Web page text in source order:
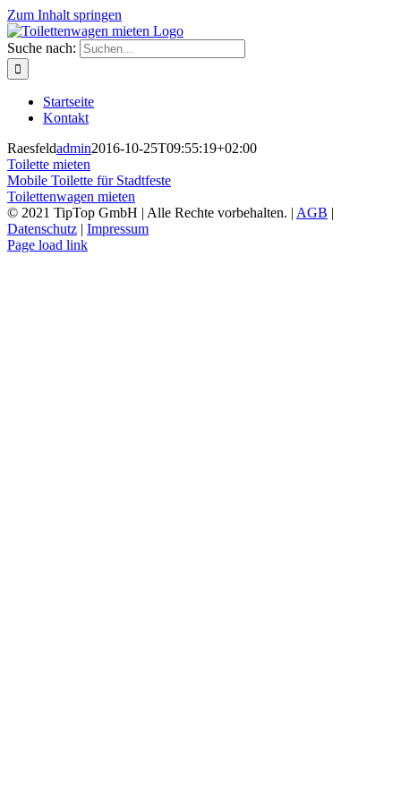
Zum Inhalt springen
Suche nach:
Startseite
Kontakt
Raesfeldadmin2016-10-25T09:55:19+02:00
Toilette mieten
Mobile Toilette für Stadtfeste
Toilettenwagen mieten
© 2021 TipTop GmbH | Alle Rechte vorbehalten. | AGB |
Datenschutz | Impressum
Page load link